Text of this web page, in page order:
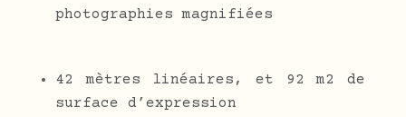
photographies magnifiées
42 mètres linéaires, et 92 m2 de
surface d’expression